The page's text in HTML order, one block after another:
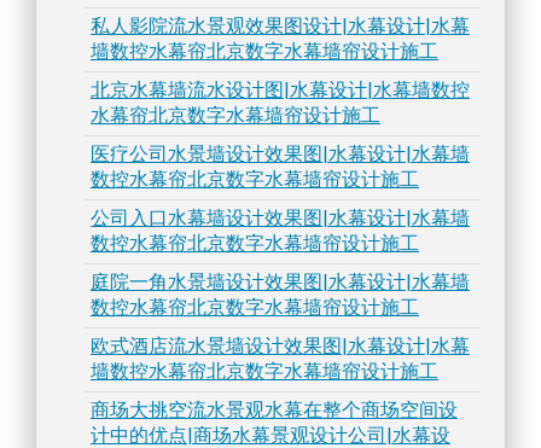
私人影院流水景观效果图设计|水幕设计|水幕
墙数控水幕帘北京数字水幕墙帘设计施工
北京水幕墙流水设计图|水幕设计|水幕墙数控
水幕帘北京数字水幕墙帘设计施工
医疗公司水景墙设计效果图|水幕设计|水幕墙
数控水幕帘北京数字水幕墙帘设计施工
公司入口水幕墙设计效果图|水幕设计|水幕墙
数控水幕帘北京数字水幕墙帘设计施工
庭院一角水景墙设计效果图|水幕设计|水幕墙
数控水幕帘北京数字水幕墙帘设计施工
欧式酒店流水景墙设计效果图|水幕设计|水幕
墙数控水幕帘北京数字水幕墙帘设计施工
商场大挑空流水景观水幕在整个商场空间设
计中的优点|商场水幕景观设计公司|水幕设